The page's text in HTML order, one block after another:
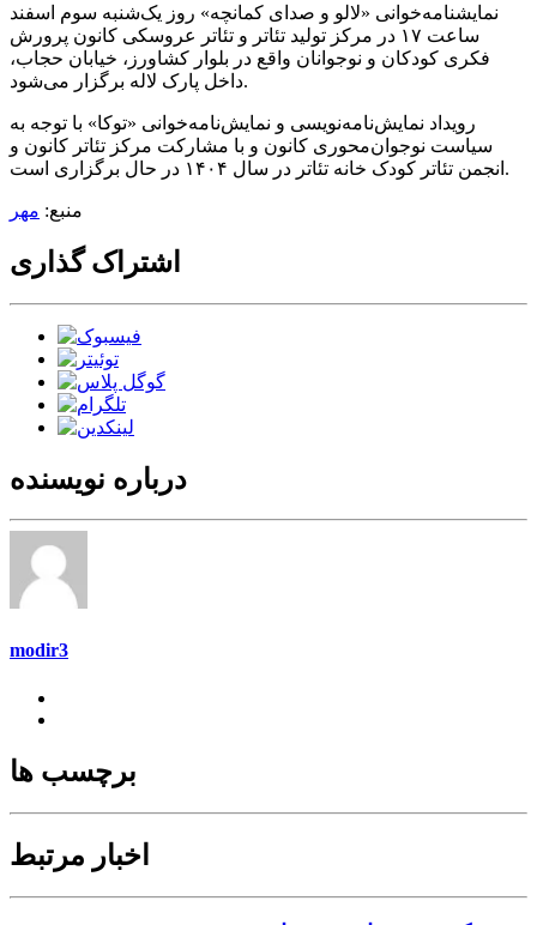
نمایشنامه‌خوانی «لالو و صدای کمانچه» روز یک‌شنبه سوم اسفند
ساعت ۱۷ در مرکز تولید تئاتر و تئاتر عروسکی کانون پرورش
فکری کودکان و نوجوانان واقع در بلوار کشاورز، خیابان حجاب،
داخل پارک لاله برگزار می‌شود.
رویداد نمایش‌نامه‌نویسی و نمایش‌نامه‌خوانی «توکا» با توجه به
سیاست نوجوان‌محوری کانون و با مشارکت مرکز تئاتر کانون و
انجمن تئاتر کودک خانه تئاتر در سال ۱۴۰۴ در حال برگزاری است.
منبع: مهر
اشتراک گذاری
درباره نویسنده
modir3
برچسب ها
اخبار مرتبط